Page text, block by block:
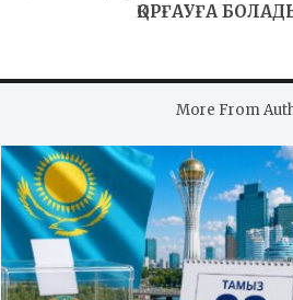
ҚОРҒАУҒА
More From